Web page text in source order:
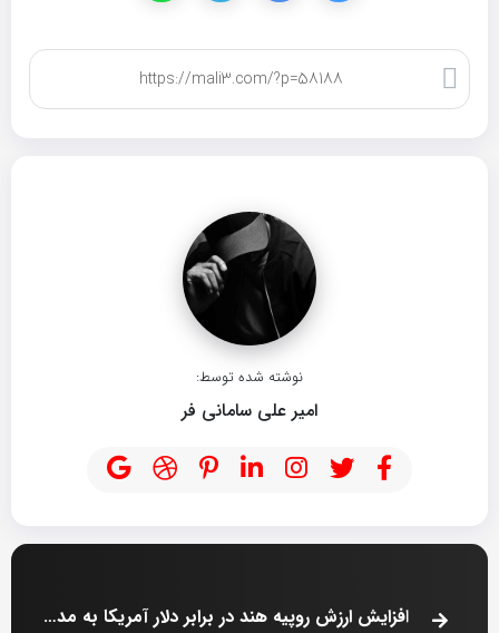
نوشته شده توسط:
امیر علی سامانی فر
افزایش ارزش روپیه هند در برابر دلار آمریکا به مدت دو روز متوالی